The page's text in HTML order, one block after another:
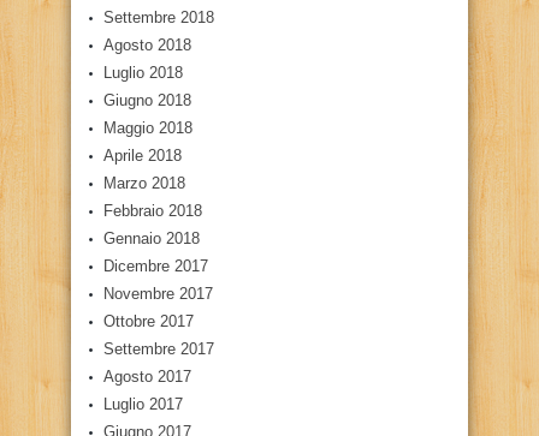
Settembre 2018
Agosto 2018
Luglio 2018
Giugno 2018
Maggio 2018
Aprile 2018
Marzo 2018
Febbraio 2018
Gennaio 2018
Dicembre 2017
Novembre 2017
Ottobre 2017
Settembre 2017
Agosto 2017
Luglio 2017
Giugno 2017